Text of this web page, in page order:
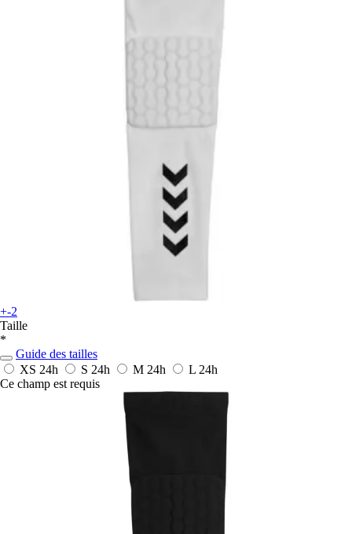
+-2
Taille
*
Guide des tailles
XS 24h S 24h M 24h L 24h
Ce champ est requis